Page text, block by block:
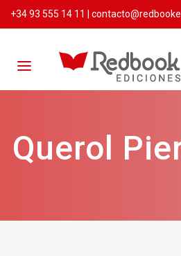
+34 93 555 14 11
Querol